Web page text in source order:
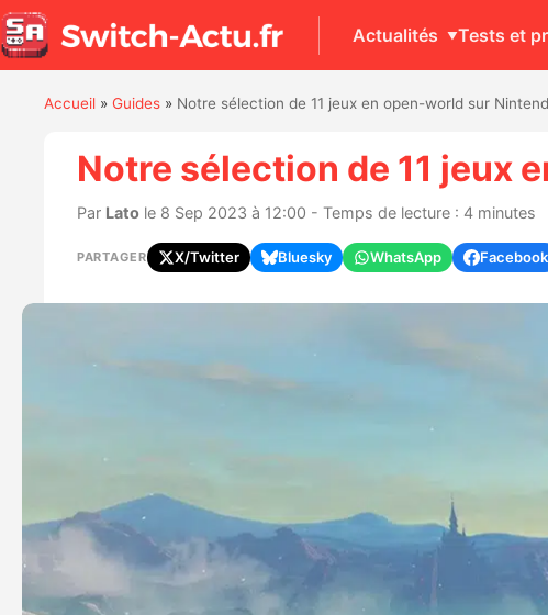
Actualités Tests et
Accueil» Guides» Notre sélection de 11 jeux en open-world sur
Notre sélection de 11 jeux
Par Latole 8 Sep 2023 à 12:00 - Temps de lecture : 4 minutes
PARTAGER X/Twitter Bluesky WhatsApp Facebook